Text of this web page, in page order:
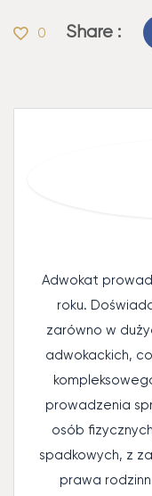
0 Share :
Adwokat
roku.
zarówno w
adwokackich,
prowadzenia
osób
spadkowych, z
prawa